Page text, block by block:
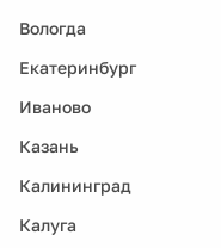
Вологда
Екатеринбург
Иваново
Казань
Калининград
Калуга